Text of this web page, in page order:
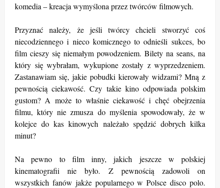
komedia – kreacja wymyślona przez twórców filmowych.
Przyznać należy, że jeśli twórcy chcieli stworzyć coś
niecodziennego i nieco komicznego to odnieśli sukces, bo
film cieszy się niemałym powodzeniem. Bilety na seans, na
który się wybrałam, wykupione zostały z wyprzedzeniem.
Zastanawiam się, jakie pobudki kierowały widzami? Mną z
pewnością ciekawość. Czy takie kino odpowiada polskim
gustom? A może to właśnie ciekawość i chęć obejrzenia
filmu, który nie zmusza do myślenia spowodowały, że w
kolejce do kas kinowych należało spędzić dobrych kilka
minut?
Na pewno to film inny, jakich jeszcze w polskiej
kinematografii nie było. Z pewnością zadowoli on
wszystkich fanów jakże popularnego w Polsce disco polo.